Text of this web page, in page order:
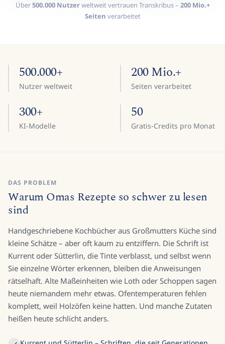
Über500.000 Nutzerweltweit vertrauen Transkribus – 200 Mio.+
Seiten verarbeitet
500.000+
Nutzer weltweit
200 Mio.+
Seiten verarbeitet
300+
KI-Modelle
50
Gratis-Credits pro Monat
DAS PROBLEM
Warum Omas Rezepte so schwer zu lesen
sind
Handgeschriebene Kochbücher aus Großmutters Küche sind
kleine Schätze – aber oft kaum zu entziffern. Die Schrift ist
Kurrent oder Sütterlin, die Tinte verblasst, und selbst wenn
Sie einzelne Wörter erkennen, bleiben die Anweisungen
rätselhaft. Alte Maßeinheiten wie Loth oder Schoppen sagen
heute niemandem mehr etwas. Ofentemperaturen fehlen
komplett, weil Holzöfen keine hatten. Und manche Zutaten
heißen heute schlicht anders.